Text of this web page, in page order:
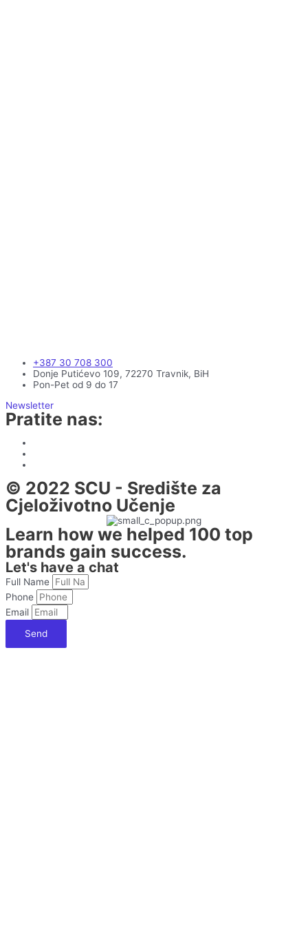
+387 30 708 300
Donje Putićevo 109, 72270 Travnik, BiH
Pon-Pet od 9 do 17
Newsletter
Pratite nas:
© 2022 SCU - Središte za
Cjeloživotno Učenje
Learn how we helped 100 top
brands gain success.
Let's have a chat
Full Name
Phone
Email
Send